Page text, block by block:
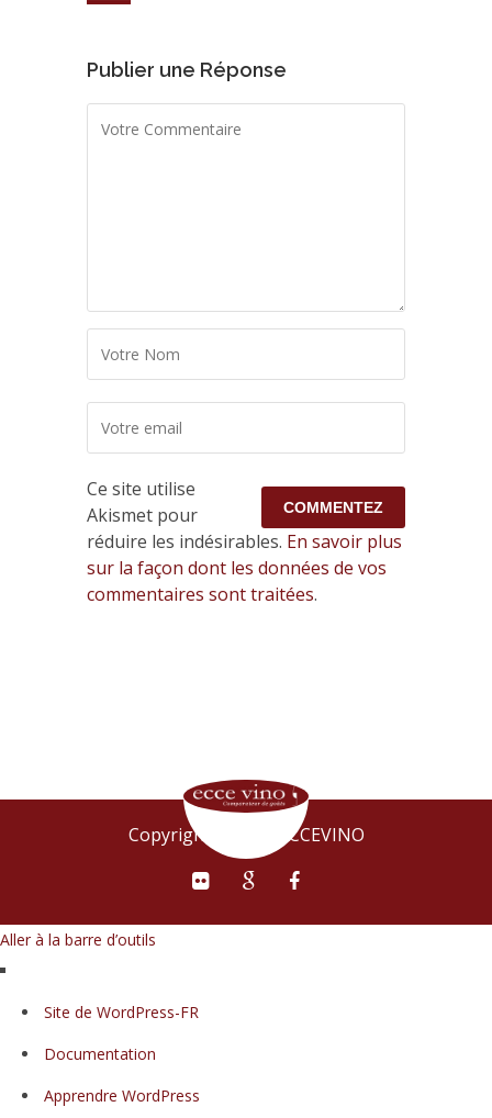
Publier une Réponse
Ce site utilise
Akismet pour
réduire les indésirables. En savoir plus
sur la façon dont les données de vos
commentaires sont traitées.
Copyright © 2015 ECCEVINO
Aller à la barre d’outils
WordPress
Site de WordPress-FR
Documentation
Apprendre WordPress